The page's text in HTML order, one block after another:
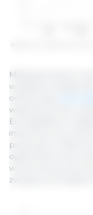
Indeks cen wieprzowiny FAO.
Międzynarodowe
wszystkich
odnotowały
wspierany przez
Europejskiej ze
importowy, po
pryszczycy w
ograniczeń przez
wzmocniony przez
związany ze